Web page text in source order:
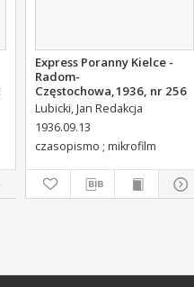
Express Poranny Kielce -
Radom-
Częstochowa,1936, nr 256
Lubicki, Jan Redakcja
1936.09.13
czasopismo ; mikrofilm